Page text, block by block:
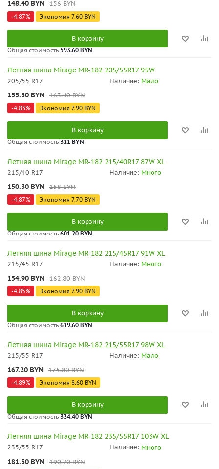
148.40 BYN 156BYN
-4.87% Экономия 7.60 BYN
В корзину
Общая стоимость 593.60 BYN
Летняя шина Mirage MR-182 205/55R17 95W
205/55 R17 Наличие: Мало
155.50 BYN 163.40BYN
-4.83% Экономия 7.90 BYN
В корзину
Общая стоимость 311 BYN
Летняя шина Mirage MR-182 215/40R17 87W XL
215/40 R17 Наличие: Много
150.30 BYN 158BYN
-4.87% Экономия 7.70 BYN
В корзину
Общая стоимость 601.20 BYN
Летняя шина Mirage MR-182 215/45R17 91W XL
215/45 R17 Наличие: Много
154.90 BYN 162.80BYN
-4.85% Экономия 7.90 BYN
В корзину
Общая стоимость 619.60 BYN
Летняя шина Mirage MR-182 215/55R17 98W XL
215/55 R17 Наличие: Мало
167.20 BYN 175.80BYN
-4.89% Экономия 8.60 BYN
В корзину
Общая стоимость 334.40 BYN
Летняя шина Mirage MR-182 235/55R17 103W XL
235/55 R17 Наличие: Много
181.50 BYN 190.70BYN